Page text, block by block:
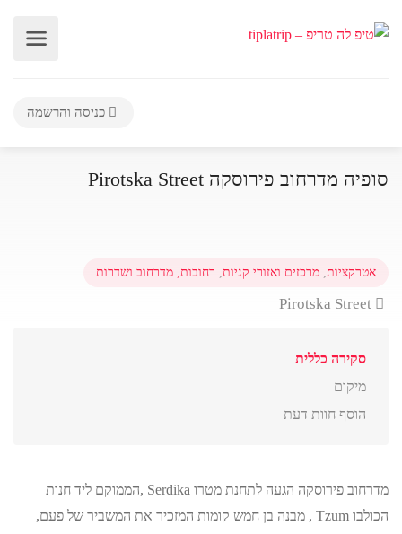
כניסה והרשמה
סופיה מדרחוב פירוסקה Pirotska Street
אטרקציות, מרכזים ואזורי קניות, רחובות, מדרחוב ושדרות
סקירה כללית
מיקום
הוסף חוות דעת
מדרחוב פירוסקה הגעה לתחנת מטרו Serdika ,הממוקם ליד חנות
הכולבו Tzum , מבנה בן חמש קומות המזכיר את המשביר של פעם,